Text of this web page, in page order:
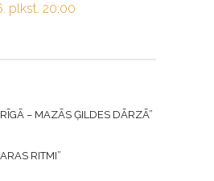
plkst. 20:00
– MAZĀS ĢILDES DĀRZĀ”
RITMI”